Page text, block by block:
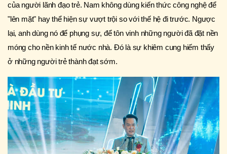
của người lãnh đạo trẻ. Nam không dùng kiến thức công nghệ để
"lên mặt" hay thể hiện sự vượt trội so với thế hệ đi trước. Ngược
lại, anh dùng nó để phụng sự, để tôn vinh những người đã đặt nền
móng cho nền kinh tế nước nhà. Đó là sự khiêm cung hiếm thấy
ở những người trẻ thành đạt sớm.